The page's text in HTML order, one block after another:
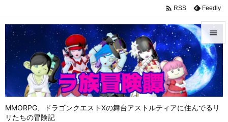
MMORPG、ドラゴンクエストⅩの舞台アストルティアに住んでるリ
リたちの冒険記


メニュ

サイド

 RSS Feedly